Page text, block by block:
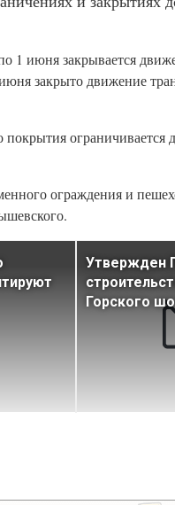
1 июня закрывается
закрыто движение
покрытия ограничивается
ограждения и
Утвержден
Горского